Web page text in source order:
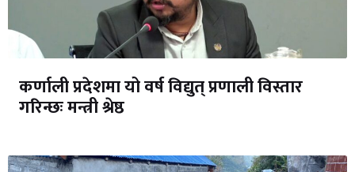
कर्णाली प्रदेशमा यो वर्ष विद्युत् प्रणाली विस्तार
गरिन्छः मन्त्री श्रेष्ठ